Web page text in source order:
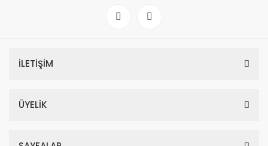
İLETİŞİM
ÜYELİK